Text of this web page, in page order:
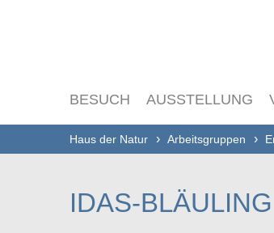
BESUCH AUSSTELLUNG
Haus der Natur Arbeitsgruppen
IDAS-